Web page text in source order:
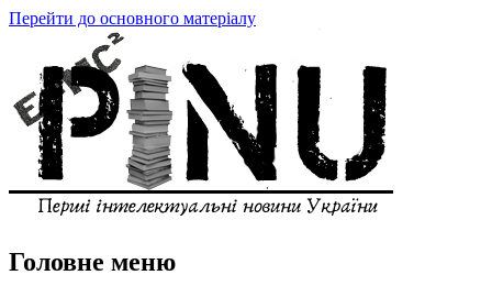
Перейти до основного матеріалу
Головне меню